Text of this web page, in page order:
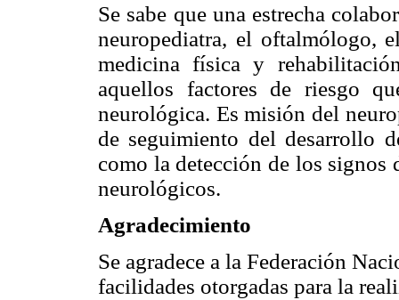
Se sabe que una estrecha
neuropediatra, el oftalmólogo,
medicina física y
aquellos factores de riesgo
neurológica. Es misión del
de seguimiento del desarrollo
como la detección de los signos
neurológicos.
Agradecimiento
Se agradece a la Federación
facilidades otorgadas para la